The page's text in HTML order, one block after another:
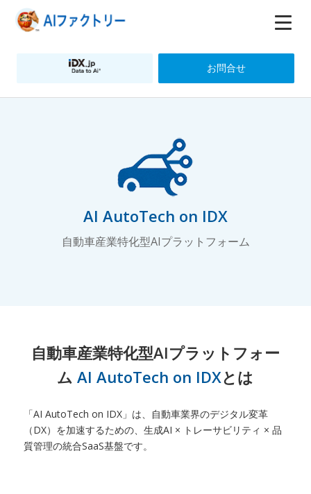
お問合せ
AI AutoTech on IDX
自動車産業特化型AIプラットフォーム
自動車産業特化型AIプラットフォー
ムAI AutoTech on IDXとは
「AI AutoTech on IDX」は、自動車業界のデジタル変革
（DX）を加速するための、生成AI × トレーサビリティ × 品
質管理の統合SaaS基盤です。